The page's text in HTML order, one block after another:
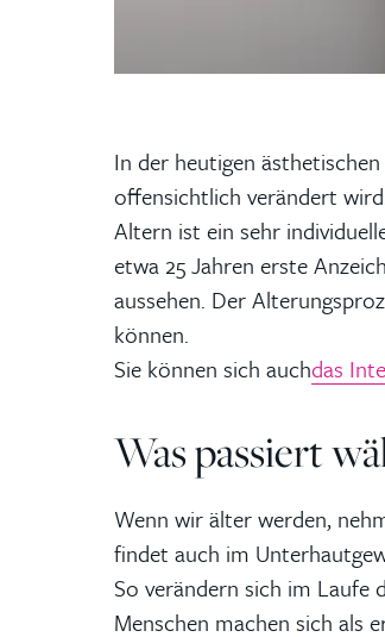
In der heutigen
offensichtlich verändert
Altern ist ein sehr
etwa 25 Jahren erste
aussehen. Der
können.
Sie können sich auchdas
Was passiert
Wenn wir älter werden,
findet auch im
So verändern sich im Laufe
Menschen machen sich als